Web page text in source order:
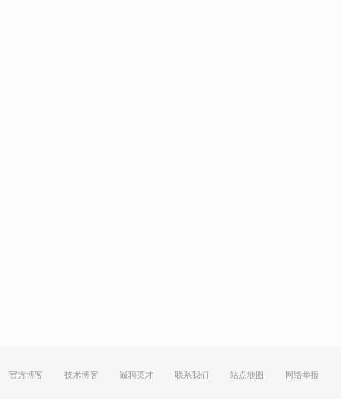
官方博客 技术博客 诚聘英才 联系我们 站点地图 网络举报